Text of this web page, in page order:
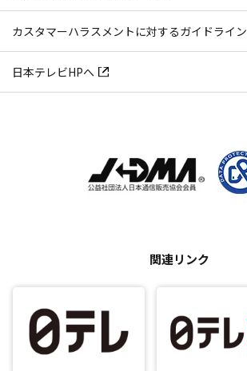
カスタマーハラスメントに対するガイドライン
日本テレビHPへ
関連リンク